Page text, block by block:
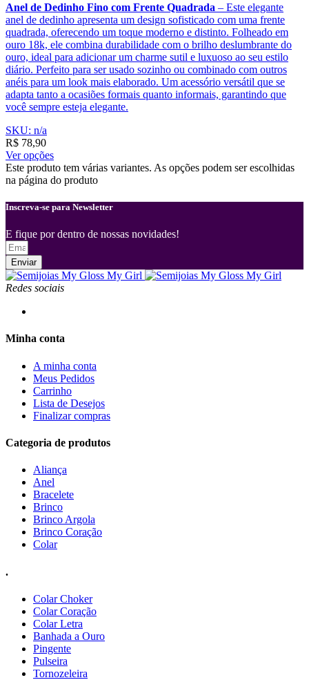
Anel de Dedinho Fino com Frente Quadrada – Este elegante
anel de dedinho apresenta um design sofisticado com uma frente
quadrada, oferecendo um toque moderno e distinto. Folheado em
ouro 18k, ele combina durabilidade com o brilho deslumbrante do
ouro, ideal para adicionar um charme sutil e luxuoso ao seu estilo
diário. Perfeito para ser usado sozinho ou combinado com outros
anéis para um look mais elaborado. Um acessório versátil que se
adapta tanto a ocasiões formais quanto informais, garantindo que
você sempre esteja elegante.
SKU: n/a
R$ 78,90
Ver opções
Este produto tem várias variantes. As opções podem ser escolhidas
na página do produto
Inscreva-se para Newsletter
E fique por dentro de nossas novidades!
Enviar
Redes sociais
Minha conta
A minha conta
Meus Pedidos
Carrinho
Lista de Desejos
Finalizar compras
Categoria de produtos
Aliança
Anel
Bracelete
Brinco
Brinco Argola
Brinco Coração
Colar
.
Colar Choker
Colar Coração
Colar Letra
Banhada a Ouro
Pingente
Pulseira
Tornozeleira